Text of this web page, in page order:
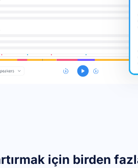
için birden